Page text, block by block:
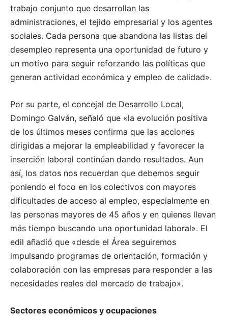
trabajo conjunto que desarrollan las
administraciones, el tejido empresarial y los agentes
sociales. Cada persona que abandona las listas del
desempleo representa una oportunidad de futuro y
un motivo para seguir reforzando las políticas que
generan actividad económica y empleo de calidad».
Por su parte, el concejal de Desarrollo Local,
Domingo Galván, señaló que «la evolución positiva
de los últimos meses confirma que las acciones
dirigidas a mejorar la empleabilidad y favorecer la
inserción laboral continúan dando resultados. Aun
así, los datos nos recuerdan que debemos seguir
poniendo el foco en los colectivos con mayores
dificultades de acceso al empleo, especialmente en
las personas mayores de 45 años y en quienes llevan
más tiempo buscando una oportunidad laboral». El
edil añadió que «desde el Área seguiremos
impulsando programas de orientación, formación y
colaboración con las empresas para responder a las
necesidades reales del mercado de trabajo».
Sectores económicos y ocupaciones